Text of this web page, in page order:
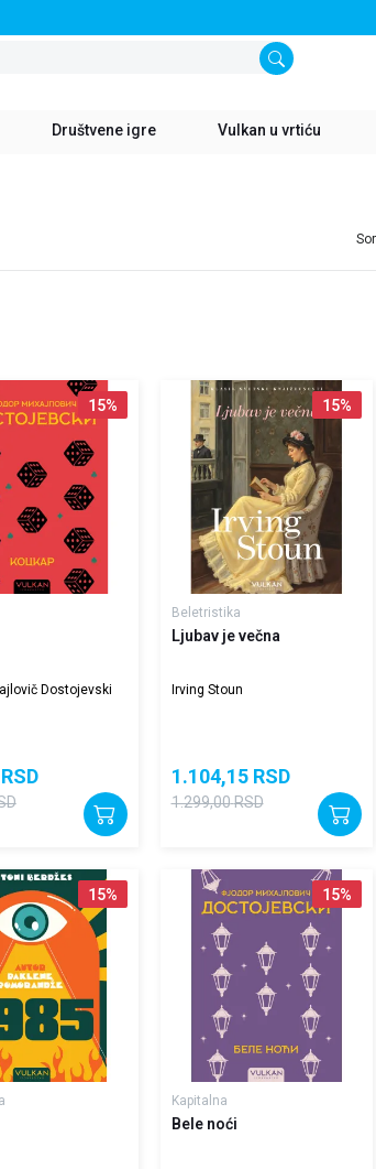
BESPLATNA
Društvene igre Vulkan u vrtiću
15%
Dostojevski
RSD
15%
Beletristika
Ljubav je večna
Irving Stoun
1.104,15 RSD
1.299,00RSD
15% 15%
Kapitalna
Bele noći